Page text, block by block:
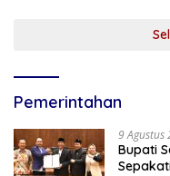
Pemerintahan
9 Agustus
Bupati